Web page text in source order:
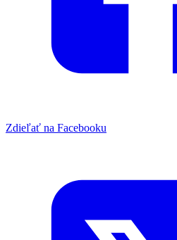
Zdieľať na Facebooku